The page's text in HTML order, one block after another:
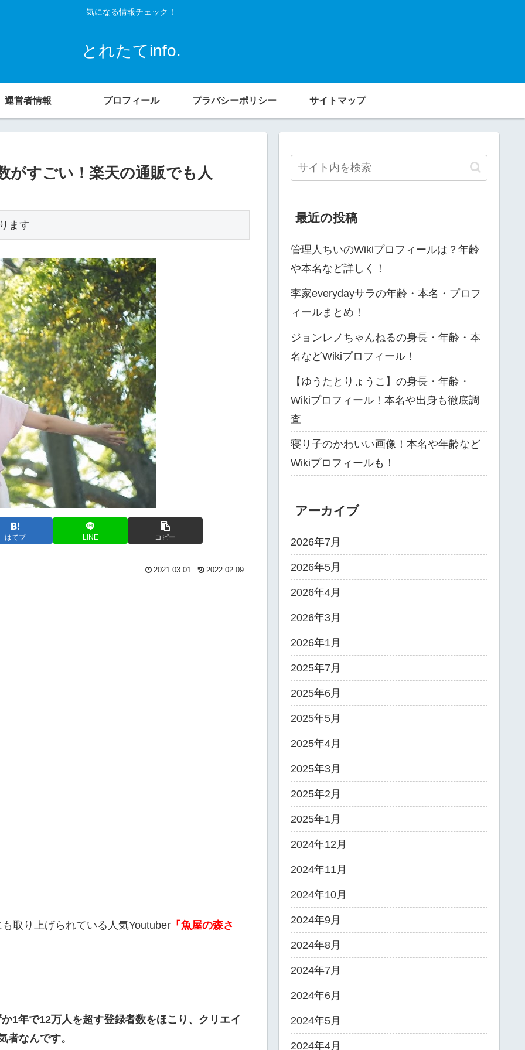
気になる情報チェック！
とれたてinfo.
運営者情報 プロフィール プラバシーポリシー サイトマップ
がすごい！楽天の通販でも人
ます
はてブ LINE コピー
2021.03.01 2022.02.09
取り上げられている人気Youtuber 「魚屋の森さ
1年で12万人を超す登録者数をほこり、クリエイ
者なんです。
最近の投稿
管理人ちいのWikiプロフィールは？年齢
や本名など詳しく！
李家everydayサラの年齢・本名・プロフ
ィールまとめ！
ジョンレノちゃんねるの身長・年齢・本
名などWikiプロフィール！
【ゆうたとりょうこ】の身長・年齢・
Wikiプロフィール！本名や出身も徹底調
査
寝り子のかわいい画像！本名や年齢など
Wikiプロフィールも！
アーカイブ
2026年7月
2026年5月
2026年4月
2026年3月
2026年1月
2025年7月
2025年6月
2025年5月
2025年4月
2025年3月
2025年2月
2025年1月
2024年12月
2024年11月
2024年10月
2024年9月
2024年8月
2024年7月
2024年6月
2024年5月
2024年4月